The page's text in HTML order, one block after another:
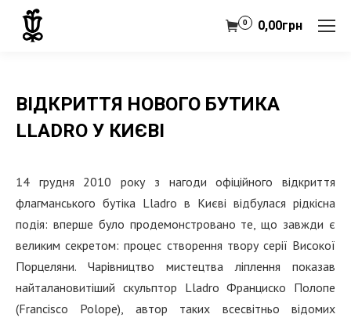
0,00грн
0
ВІДКРИТТЯ НОВОГО БУТИКА
LLADRO У КИЄВІ
14 грудня 2010 року з нагоди офіційного відкриття
флагманського бутіка Lladro в Києві відбулася рідкісна
подія: вперше було продемонстровано те, що завжди є
великим секретом: процес створення твору серії Високої
Порцеляни. Чарівництво мистецтва ліплення показав
найталановитіший скульптор Lladro Франциско Полопе
(Francisco Polope), автор таких всесвітньо відомих